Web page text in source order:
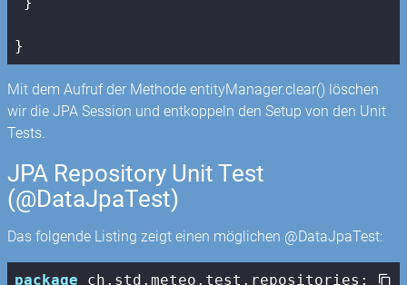
}
Mit dem Aufruf der Methode entityManager.clear() löschen
wir die JPA Session und entkoppeln den Setup von den Unit
Tests.
JPA Repository Unit Test
(@DataJpaTest)
Das folgende Listing zeigt einen möglichen @DataJpaTest:
package ch.std.meteo.test.repositories;